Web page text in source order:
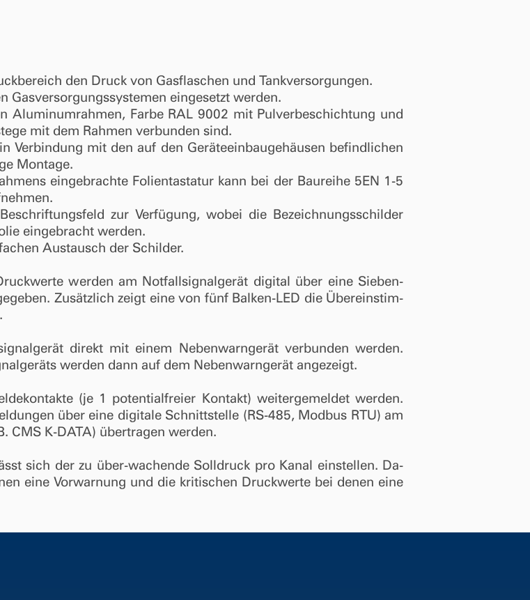
den Druck von Gasflaschen und Tankversorgungen.
Gasversorgungssystemen eingesetzt werden.
Aluminumrahmen, Farbe RAL 9002 mit Pulverbeschichtung und
mit dem Rahmen verbunden sind.
Verbindung mit den auf den Geräteeinbaugehäusen befindlichen
Montage.
eingebrachte Folientastatur kann bei der Baureihe 5EN 1-5
zur Verfügung, wobei die Bezeichnungsschilder
eingebracht werden.
Austausch der Schilder.
wer­den am Notfallsignalgerät digital über eine Sieben­
Zusätzlich zeigt eine von fünf Balken-LED die Übereinstim­
direkt mit einem Nebenwarngerät verbunden werden.
werden dann auf dem Nebenwarngerät angezeigt.
(je 1 potentialfreier Kontakt) weitergemeldet werden.
über eine digitale Schnittstelle (RS-485, Modbus RTU) am
CMS K-DATA) übertragen werden.
sich der zu über-wachende Solldruck pro Kanal einstellen. Da­
eine Vor­warnung und die kritischen Druckwerte bei denen eine